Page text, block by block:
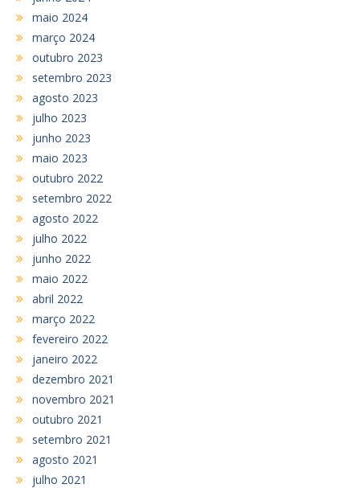
maio 2024
março 2024
outubro 2023
setembro 2023
agosto 2023
julho 2023
junho 2023
maio 2023
outubro 2022
setembro 2022
agosto 2022
julho 2022
junho 2022
maio 2022
abril 2022
março 2022
fevereiro 2022
janeiro 2022
dezembro 2021
novembro 2021
outubro 2021
setembro 2021
agosto 2021
julho 2021